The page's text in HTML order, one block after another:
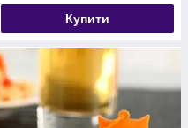
Купити